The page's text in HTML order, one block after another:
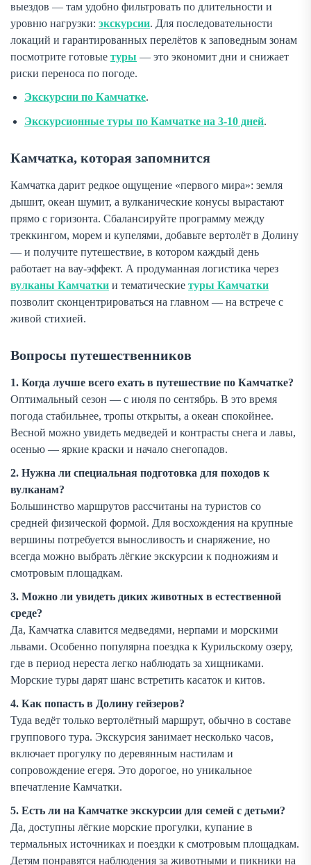
выездов — там удобно фильтровать по длительности и
уровню нагрузки: экскурсии. Для последовательности
локаций и гарантированных перелётов к заповедным зонам
посмотрите готовые туры — это экономит дни и снижает
риски переноса по погоде.
Экскурсии по Камчатке.
Экскурсионные туры по Камчатке на 3-10 дней.
Камчатка, которая запомнится
Камчатка дарит редкое ощущение «первого мира»: земля
дышит, океан шумит, а вулканические конусы вырастают
прямо с горизонта. Сбалансируйте программу между
треккингом, морем и купелями, добавьте вертолёт в Долину
— и получите путешествие, в котором каждый день
работает на вау-эффект. А продуманная логистика через
вулканы Камчатки и тематические туры Камчатки
позволит сконцентрироваться на главном — на встрече с
живой стихией.
Вопросы путешественников
1. Когда лучше всего ехать в путешествие по Камчатке?
Оптимальный сезон — с июля по сентябрь. В это время
погода стабильнее, тропы открыты, а океан спокойнее.
Весной можно увидеть медведей и контрасты снега и лавы,
осенью — яркие краски и начало снегопадов.
2. Нужна ли специальная подготовка для походов к
вулканам?
Большинство маршрутов рассчитаны на туристов со
средней физической формой. Для восхождения на крупные
вершины потребуется выносливость и снаряжение, но
всегда можно выбрать лёгкие экскурсии к подножиям и
смотровым площадкам.
3. Можно ли увидеть диких животных в естественной
среде?
Да, Камчатка славится медведями, нерпами и морскими
львами. Особенно популярна поездка к Курильскому озеру,
где в период нереста легко наблюдать за хищниками.
Морские туры дарят шанс встретить касаток и китов.
4. Как попасть в Долину гейзеров?
Туда ведёт только вертолётный маршрут, обычно в составе
группового тура. Экскурсия занимает несколько часов,
включает прогулку по деревянным настилам и
сопровождение егеря. Это дорогое, но уникальное
впечатление Камчатки.
5. Есть ли на Камчатке экскурсии для семей с детьми?
Да, доступны лёгкие морские прогулки, купание в
термальных источниках и поездки к смотровым площадкам.
Детям понравятся наблюдения за животными и пикники на